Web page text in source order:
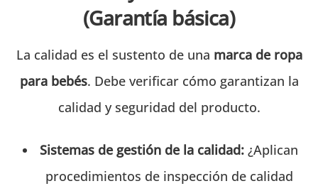
(Garantía básica)
La calidad es el sustento de una marca de ropa
para bebés. Debe verificar cómo garantizan la
calidad y seguridad del producto.
Sistemas de gestión de la calidad: ¿Aplican
procedimientos de inspección de calidad